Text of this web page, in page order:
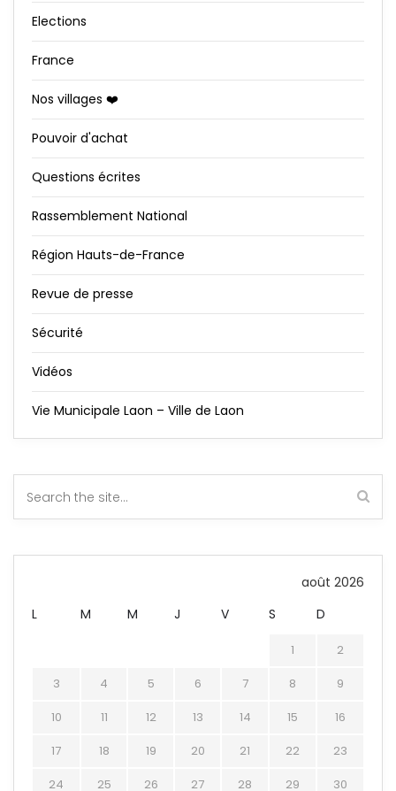
Elections
France
Nos villages ❤️
Pouvoir d'achat
Questions écrites
Rassemblement National
Région Hauts-de-France
Revue de presse
Sécurité
Vidéos
Vie Municipale Laon – Ville de Laon
août 2026
L
M M J V S D
1
2
3
4 5 6 7 8
9
10
11 12 13 14 15
16
17
18 19 20 21 22
23
24
25 26 27 28 29 30